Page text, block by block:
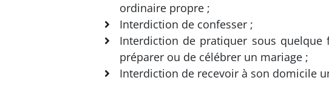
ordinaire propre ;
Interdiction de confesser ;
Interdiction de pratiquer sous
préparer ou de célébrer un mariage ;
Interdiction de recevoir à son domicile